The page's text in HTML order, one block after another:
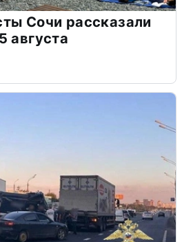
Сочи рассказали
августа